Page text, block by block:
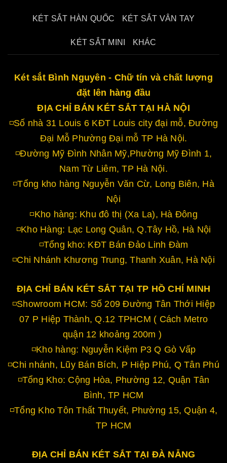
KÉT SẮT HÀN QUỐC KÉT SẮT VÂN TAY
KÉT SẮT MINI KHÁC
Két sắt Bình Nguyên - Chữ tín và chất lượng
đặt lên hàng đầu
ĐỊA CHỈ BÁN KÉT SẮT TẠI HÀ NỘI
◽Số nhà 31 Louis 6 KĐT Louis city đại mỗ, Đường
Đại Mỗ Phường Đại mỗ TP Hà Nội.
◽Đường Mỹ Đình Nhân Mỹ,Phường Mỹ Đình 1,
Nam Từ Liêm, TP Hà Nội.
◽Tổng kho hàng Nguyễn Văn Cừ, Long Biên, Hà
Nội
◽Kho hàng: Khu đô thị (Xa La), Hà Đông
◽Kho Hàng: Lạc Long Quân, Q.Tây Hồ, Hà Nội
◽Tổng kho: KĐT Bán Đảo Linh Đàm
◽Chi Nhánh Khương Trung, Thanh Xuân, Hà Nội
ĐỊA CHỈ BÁN KÉT SẮT TẠI TP HỒ CHÍ MINH
◽Showroom HCM: Số 209 Đường Tân Thới Hiệp
07 P Hiệp Thành, Q.12 TPHCM ( Cách Metro
quận 12 khoảng 200m )
◽Kho hàng: Nguyễn Kiệm P3 Q Gò Vấp
◽Chi nhánh, Lũy Bán Bích, P Hiệp Phú, Q Tân Phú
◽Tổng Kho: Cộng Hòa, Phường 12, Quận Tân
Bình, TP HCM
◽Tổng Kho Tôn Thất Thuyết, Phường 15, Quận 4,
TP HCM
ĐỊA CHỈ BÁN KÉT SẮT TẠI ĐÀ NẴNG